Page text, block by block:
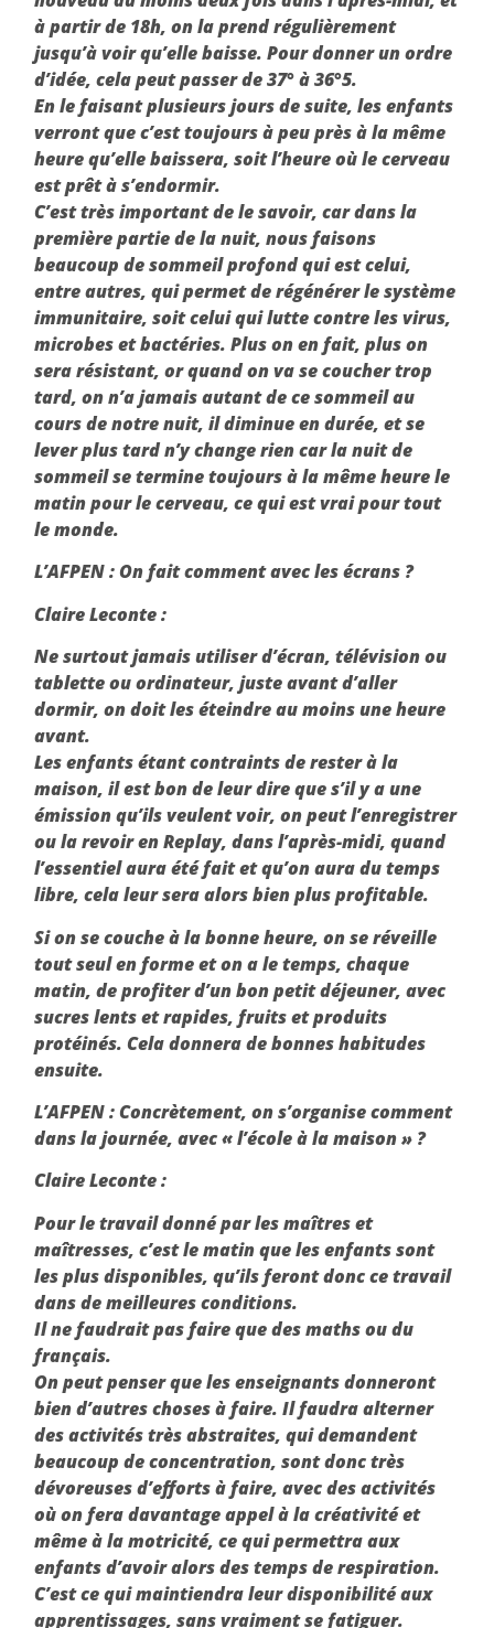
à partir de 18h, on la prend régulièrement
jusqu’à voir qu’elle baisse. Pour donner un ordre
d’idée, cela peut passer de 37° à 36°5.
En le faisant plusieurs jours de suite, les enfants
verront que c’est toujours à peu près à la même
heure qu’elle baissera, soit l’heure où le cerveau
est prêt à s’endormir.
C’est très important de le savoir, car dans la
première partie de la nuit, nous faisons
beaucoup de sommeil profond qui est celui,
entre autres, qui permet de régénérer le système
immunitaire, soit celui qui lutte contre les virus,
microbes et bactéries. Plus on en fait, plus on
sera résistant, or quand on va se coucher trop
tard, on n’a jamais autant de ce sommeil au
cours de notre nuit, il diminue en durée, et se
lever plus tard n’y change rien car la nuit de
sommeil se termine toujours à la même heure le
matin pour le cerveau, ce qui est vrai pour tout
le monde.
L’AFPEN :On fait comment avec les écrans ?
Claire Leconte :
Ne surtout jamais utiliser d’écran, télévision ou
tablette ou ordinateur, juste avant d’aller
dormir, on doit les éteindre au moins une heure
avant.
Les enfants étant contraints de rester à la
maison, il est bon de leur dire que s’il y a une
émission qu’ils veulent voir, on peut l’enregistrer
ou la revoir en Replay, dans l’après-midi, quand
l’essentiel aura été fait et qu’on aura du temps
libre, cela leur sera alors bien plus profitable.
Si on se couche à la bonne heure, on se réveille
tout seul en forme et on a le temps, chaque
matin, de profiter d’un bon petit déjeuner, avec
sucres lents et rapides, fruits et produits
protéinés. Cela donnera de bonnes habitudes
ensuite.
L’AFPEN :Concrètement, on s’organise comment
dans la journée, avec « l’école à la maison » ?
Claire Leconte :
Pour le travail donné par les maîtres et
maîtresses, c’est le matin que les enfants sont
les plus disponibles, qu’ils feront donc ce travail
dans de meilleures conditions.
Il ne faudrait pas faire que des maths ou du
français.
On peut penser que les enseignants donneront
bien d’autres choses à faire. Il faudra alterner
des activités très abstraites, qui demandent
beaucoup de concentration, sont donc très
dévoreuses d’efforts à faire, avec des activités
où on fera davantage appel à la créativité et
même à la motricité, ce qui permettra aux
enfants d’avoir alors des temps de respiration.
C’est ce qui maintiendra leur disponibilité aux
apprentissages, sans vraiment se fatiguer.